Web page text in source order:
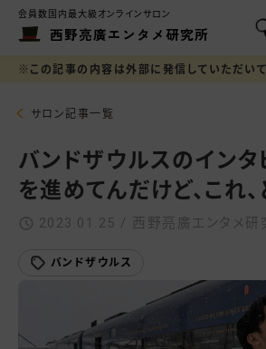
会員数国内最大級オンラインサロン
西野亮廣エンタメ研究所
※この記事の内容は外部に発信していただいて
サロン記事一覧
バンドザウルスのインタ
を進めてんだけど、これ、
2023.01.25 / 西野亮廣エンタメ研
バンドザウルス